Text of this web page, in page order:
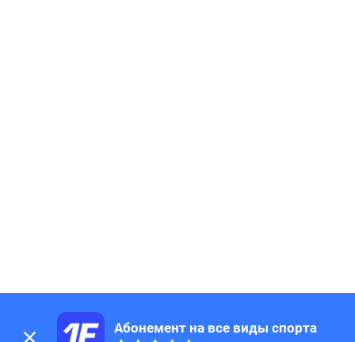
Абонемент на все виды спорта